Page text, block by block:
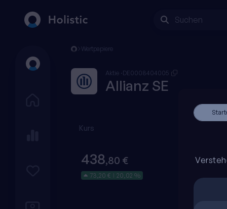
Suchen
Wertpapiere
Aktie DE0008404005
Allianz SE
Kurs
438,80 €
73,20 € 20,02 %